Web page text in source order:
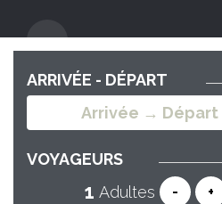
ARRIVÉE - DÉPART
VOYAGEURS
Adultes
- +